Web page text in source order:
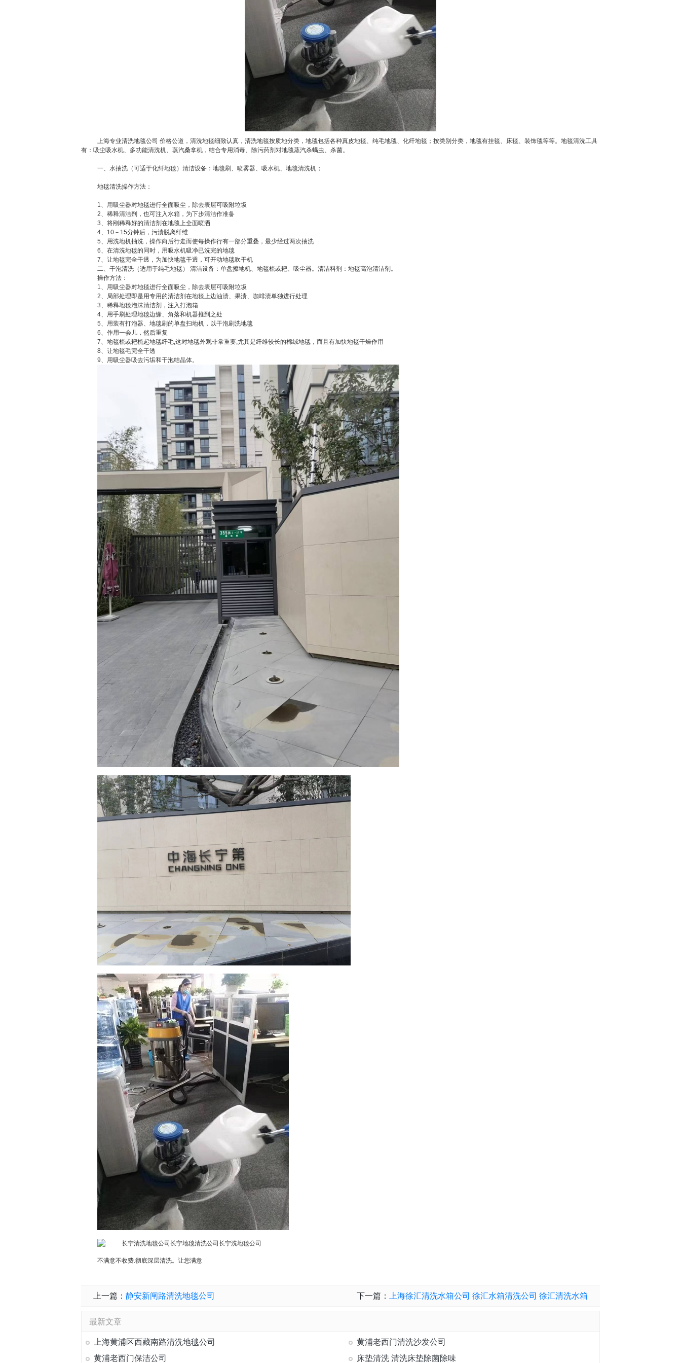
上海专业清洗地毯公司 价格公道，清洗地毯细致认真，清洗地毯按质地分类，地毯包括各种真皮地毯、纯毛地毯、化纤地毯；按类别分类，地毯有挂毯、床毯、装饰毯等等。地毯清洗工具
有：吸尘吸水机、多功能清洗机、蒸汽桑拿机，结合专用消毒、除污药剂对地毯蒸汽杀螨虫、杀菌。
一、水抽洗（可适于化纤地毯）清洁设备：地毯刷、喷雾器、吸水机、地毯清洗机；
地毯清洗操作方法：
1、用吸尘器对地毯进行全面吸尘，除去表层可吸附垃圾
2、稀释清洁剂，也可注入水箱，为下步清洁作准备
3、将刚稀释好的清洁剂在地毯上全面喷洒
4、10－15分钟后，污渍脱离纤维
5、用洗地机抽洗，操作向后行走而使每操作行有一部分重叠，最少经过两次抽洗
6、在清洗地毯的同时，用吸水机吸净已洗完的地毯
7、让地毯完全干透，为加快地毯干透，可开动地毯吹干机
二、干泡清洗（适用于纯毛地毯） 清洁设备：单盘擦地机、地毯梳或耙、吸尘器。清洁料剂：地毯高泡清洁剂。
操作方法：
1、用吸尘器对地毯进行全面吸尘，除去表层可吸附垃圾
2、局部处理即是用专用的清洁剂在地毯上边油渍、果渍、咖啡渍单独进行处理
3、稀释地毯泡沫清洁剂，注入打泡箱
4、用手刷处理地毯边缘、角落和机器推到之处
5、用装有打泡器、地毯刷的单盘扫地机，以干泡刷洗地毯
6、作用一会儿，然后重复
7、地毯梳或耙梳起地毯纤毛,这对地毯外观非常重要,尤其是纤维较长的棉绒地毯，而且有加快地毯干燥作用
8、让地毯毛完全干透
9、用吸尘器吸去污垢和干泡结晶体。
不满意不收费.彻底深层清洗。让您满意
上一篇： 静安新闸路清洗地毯公司 下一篇： 上海徐汇清洗水箱公司 徐汇水箱清洗公司 徐汇清洗水箱
最新文章
上海黄浦区西藏南路清洗地毯公司
黄浦老西门清洗沙发公司
黄浦老西门保洁公司
床垫清洗 清洗床垫除菌除味